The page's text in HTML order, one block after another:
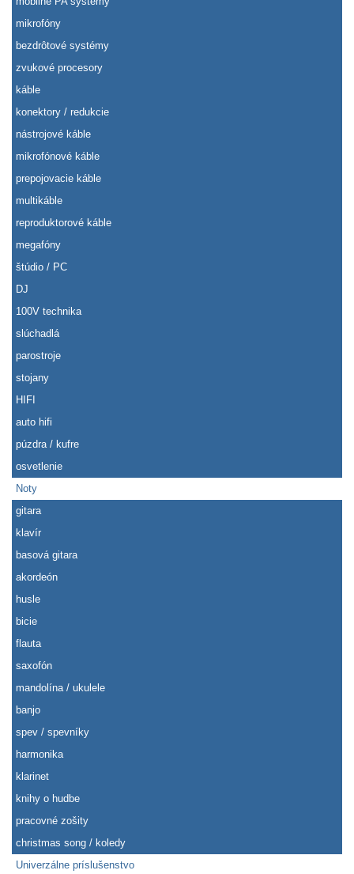
mikrofóny
bezdrôtové systémy
zvukové procesory
káble
konektory / redukcie
nástrojové káble
mikrofónové káble
prepojovacie káble
multikáble
reproduktorové káble
megafóny
štúdio / PC
DJ
100V technika
slúchadlá
parostroje
stojany
HIFI
auto hifi
púzdra / kufre
osvetlenie
Noty
gitara
klavír
basová gitara
akordeón
husle
bicie
flauta
saxofón
mandolína / ukulele
banjo
spev / spevníky
harmonika
klarinet
knihy o hudbe
pracovné zošity
christmas song / koledy
Univerzálne príslušenstvo